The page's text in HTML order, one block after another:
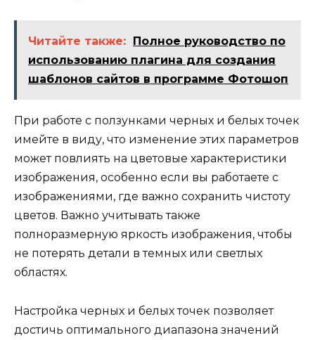
Читайте также:
Полное руководство по
использованию плагина для создания
шаблонов сайтов в программе Фотошоп
При работе с ползунками черных и белых точек
имейте в виду, что изменение этих параметров
может повлиять на цветовые характеристики
изображения, особенно если вы работаете с
изображениями, где важно сохранить чистоту
цветов. Важно учитывать также
полноразмерную яркость изображения, чтобы
не потерять детали в темных или светлых
областях.
Настройка черных и белых точек позволяет
достичь оптимального диапазона значений